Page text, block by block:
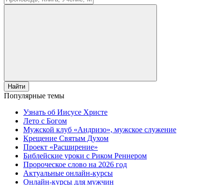
Найти
Популярные темы
Узнать об Иисусе Христе
Лето с Богом
Мужской клуб «Андризо», мужское служение
Крещение Святым Духом
Проект «Расширение»
Библейские уроки с Риком Реннером
Пророческое слово на 2026 год
Актуальные онлайн-курсы
Онлайн-курсы для мужчин